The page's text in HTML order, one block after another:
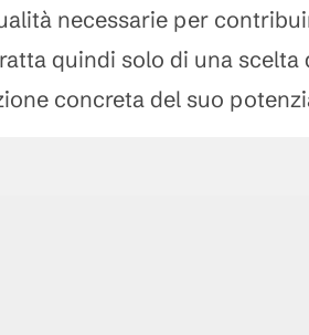
necessarie per
quindi solo di una scelta
concreta del suo